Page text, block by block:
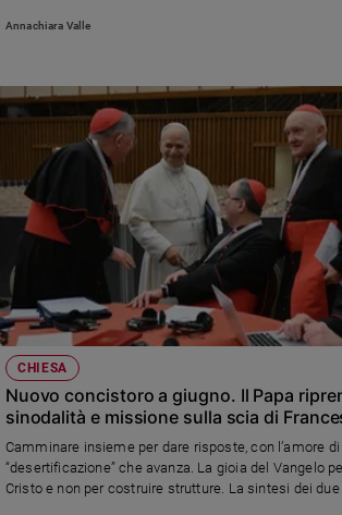
Annachiara Valle
CHIESA
Nuovo concistoro a giugno. Il Papa
sinodalità e missione sulla scia di
Camminare insieme per dare risposte, con l’amore di
“desertificazione” che avanza. La gioia del Vangelo
Cristo e non per costruire strutture. La sintesi dei